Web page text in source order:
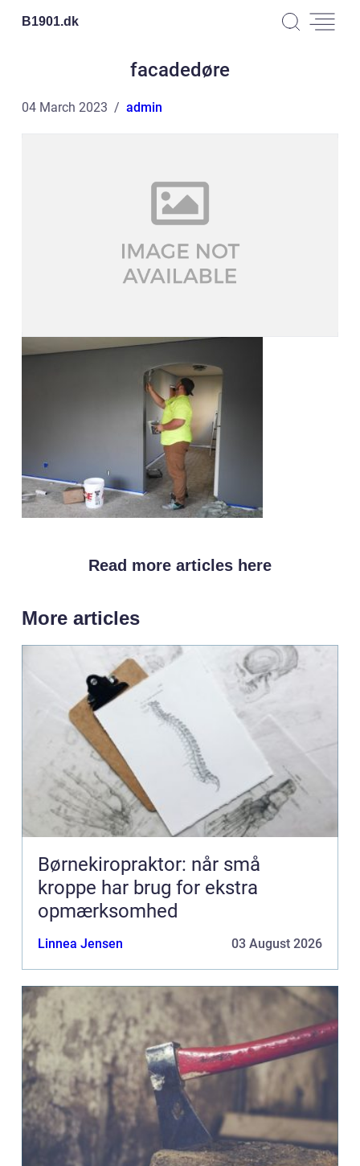
B1901.dk
facadedøre
04 March 2023 admin
Read more articles here
More articles
Børnekiropraktor: når små
kroppe har brug for ekstra
opmærksomhed
Linnea Jensen 03 August 2026